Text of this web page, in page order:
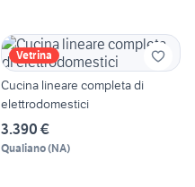
Vetrina
Cucina lineare completa di
elettrodomestici
3.390 €
Qualiano(NA)